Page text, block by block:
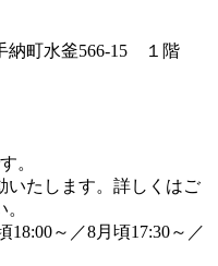
納町水釜566-15 １階
。
たします。詳しくはご
～／8月頃17:30～／